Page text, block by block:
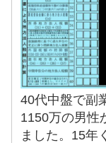
40代中盤で副
1150万の男性
ました。15年